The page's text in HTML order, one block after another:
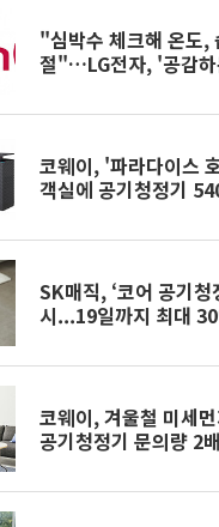
"심박수 체크해 온도,
절"…LG전자, '공감하
코웨이, '파라다이스
객실에 공기청정기
SK매직, ‘코어 공기청
시...19일까지 최대
코웨이, 겨울철 미세
공기청정기 문의량 2